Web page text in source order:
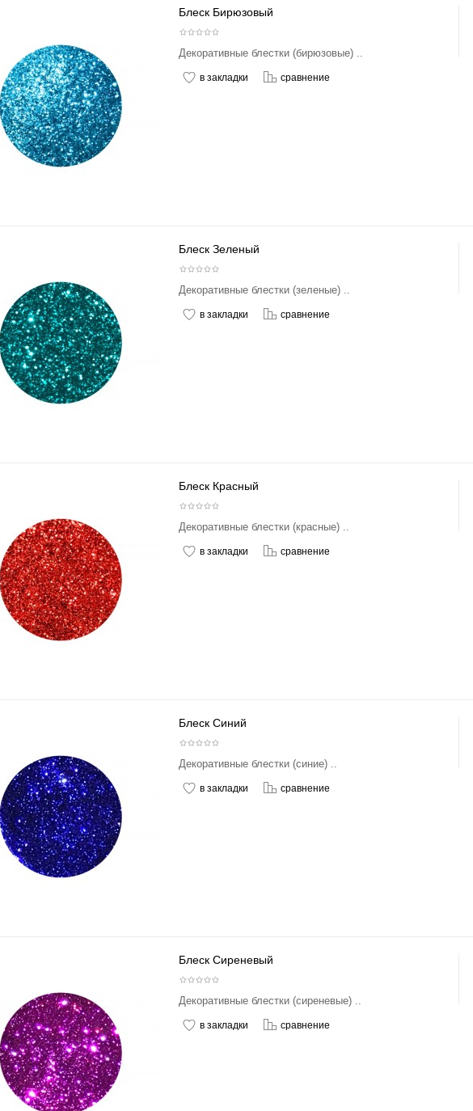
Блеск Бирюзовый
Декоративные блестки (бирюзовые) ..
в закладки сравнение
Блеск Зеленый
Декоративные блестки (зеленые) ..
в закладки сравнение
Блеск Красный
Декоративные блестки (красные) ..
в закладки сравнение
Блеск Синий
Декоративные блестки (синие) ..
в закладки сравнение
Блеск Сиреневый
Декоративные блестки (сиреневые) ..
в закладки сравнение